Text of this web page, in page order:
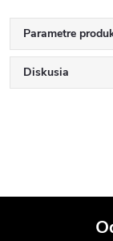
Parametre
Diskusia